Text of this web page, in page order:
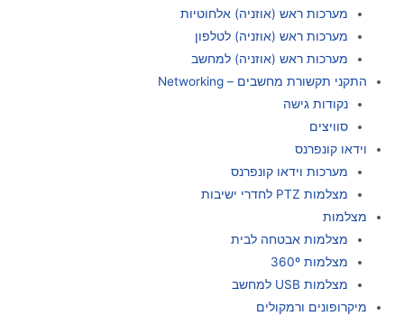
מערכות ראש (אוזניה) אלחוטיות
מערכות ראש (אוזניה) לטלפון
מערכות ראש (אוזניה) למחשב
התקני תקשורת מחשבים – Networking
נקודות גישה
סוויצים
וידאו קונפרנס
מערכות וידאו קונפרנס
מצלמות PTZ לחדרי ישיבות
מצלמות
מצלמות אבטחה לבית
מצלמות 360º
מצלמות USB למחשב
מיקרופונים ורמקולים